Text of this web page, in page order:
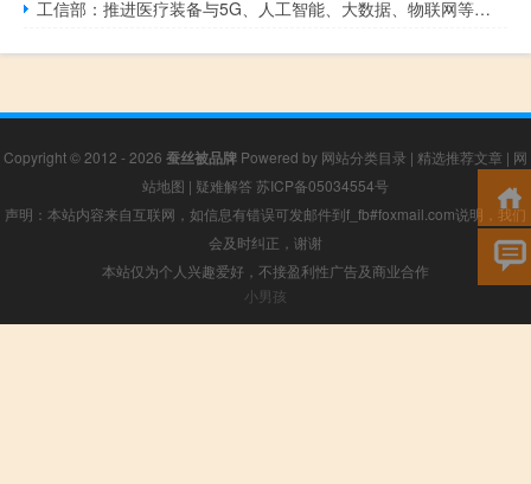
工信部：推进医疗装备与5G、人工智能、大数据、物联网等融合发展
Copyright © 2012 - 2026 蚕丝被品牌 Powered by 网站分类目录 | 精选推荐文章 | 网
站地图 | 疑难解答 苏ICP备05034554号
声明：本站内容来自互联网，如信息有错误可发邮件到f_fb#foxmail.com说明，我们
会及时纠正，谢谢
本站仅为个人兴趣爱好，不接盈利性广告及商业合作
小男孩